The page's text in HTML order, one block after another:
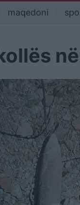
maqedoni